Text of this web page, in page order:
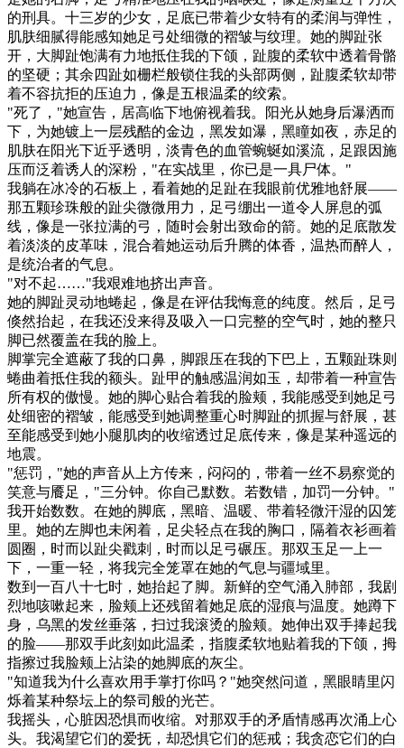
的刑具。十三岁的少女，足底已带着少女特有的柔润与弹性，
肌肤细腻得能感知她足弓处细微的褶皱与纹理。她的脚趾张
开，大脚趾饱满有力地抵住我的下颌，趾腹的柔软中透着骨骼
的坚硬；其余四趾如栅栏般锁住我的头部两侧，趾腹柔软却带
着不容抗拒的压迫力，像是五根温柔的绞索。
"死了，"她宣告，居高临下地俯视着我。阳光从她身后瀑洒而
下，为她镀上一层残酷的金边，黑发如瀑，黑瞳如夜，赤足的
肌肤在阳光下近乎透明，淡青色的血管蜿蜒如溪流，足跟因施
压而泛着诱人的深粉，"在实战里，你已是一具尸体。"
我躺在冰冷的石板上，看着她的足趾在我眼前优雅地舒展——
那五颗珍珠般的趾尖微微用力，足弓绷出一道令人屏息的弧
线，像是一张拉满的弓，随时会射出致命的箭。她的足底散发
着淡淡的皮革味，混合着她运动后升腾的体香，温热而醉人，
是统治者的气息。
"对不起……"我艰难地挤出声音。
她的脚趾灵动地蜷起，像是在评估我悔意的纯度。然后，足弓
倏然抬起，在我还没来得及吸入一口完整的空气时，她的整只
脚已然覆盖在我的脸上。
脚掌完全遮蔽了我的口鼻，脚跟压在我的下巴上，五颗趾珠则
蜷曲着抵住我的额头。趾甲的触感温润如玉，却带着一种宣告
所有权的傲慢。她的脚心贴合着我的脸颊，我能感受到她足弓
处细密的褶皱，能感受到她调整重心时脚趾的抓握与舒展，甚
至能感受到她小腿肌肉的收缩透过足底传来，像是某种遥远的
地震。
"惩罚，"她的声音从上方传来，闷闷的，带着一丝不易察觉的
笑意与餍足，"三分钟。你自己默数。若数错，加罚一分钟。"
我开始数数。在她的脚底，黑暗、温暖、带着轻微汗湿的囚笼
里。她的左脚也未闲着，足尖轻点在我的胸口，隔着衣衫画着
圆圈，时而以趾尖戳刺，时而以足弓碾压。那双玉足一上一
下，一重一轻，将我完全笼罩在她的气息与疆域里。
数到一百八十七时，她抬起了脚。新鲜的空气涌入肺部，我剧
烈地咳嗽起来，脸颊上还残留着她足底的湿痕与温度。她蹲下
身，乌黑的发丝垂落，扫过我滚烫的脸颊。她伸出双手捧起我
的脸——那双手此刻如此温柔，指腹柔软地贴着我的下颌，拇
指擦过我脸颊上沾染的她脚底的灰尘。
"知道我为什么喜欢用手掌打你吗？"她突然问道，黑眼睛里闪
烁着某种祭坛上的祭司般的光芒。
我摇头，心脏因恐惧而收缩。对那双手的矛盾情感再次涌上心
头。我渴望它们的爱抚，却恐惧它们的惩戒；我贪恋它们的白